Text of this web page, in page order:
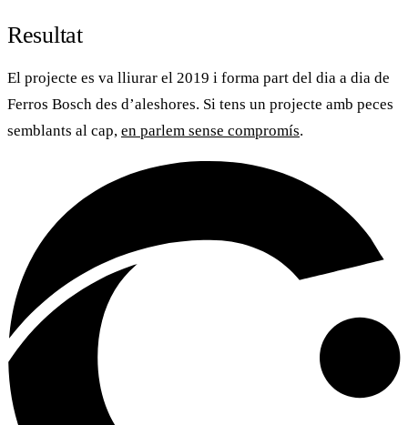
Resultat
El projecte es va lliurar el 2019 i forma part del dia a dia de
Ferros Bosch des d’aleshores. Si tens un projecte amb peces
semblants al cap, en parlem sense compromís.